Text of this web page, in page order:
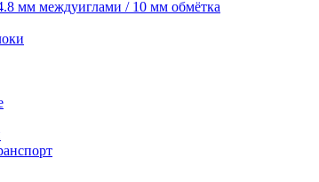
мм междуиглами / 10 мм обмётка